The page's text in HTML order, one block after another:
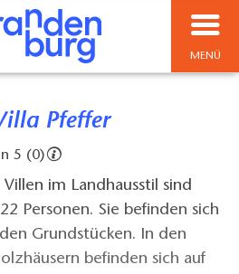
MENÜ
Pfeffer
5 (0)
im Landhausstil sind
Personen. Sie befinden sich
Grundstücken. In den
befinden sich auf